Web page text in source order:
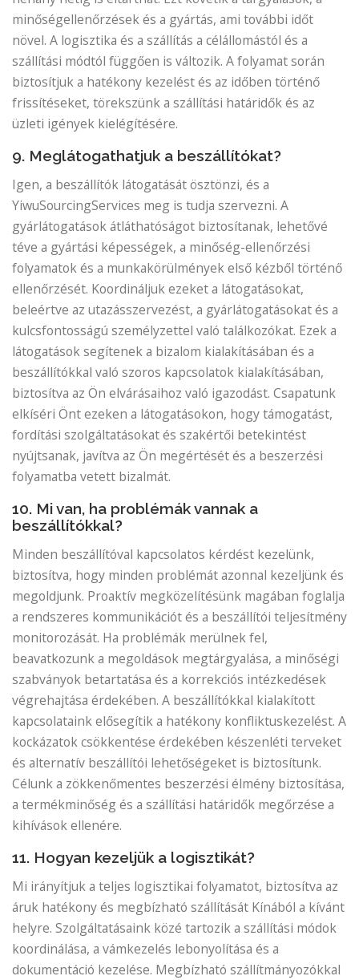
minőségellenőrzések és a gyártás, ami további időt
növel. A logisztika és a szállítás a célállomástól és a
szállítási módtól függően is változik. A folyamat során
biztosítjuk a hatékony kezelést és az időben történő
frissítéseket, törekszünk a szállítási határidők és az
üzleti igények kielégítésére.
9. Meglátogathatjuk a beszállítókat?
Igen, a beszállítók látogatását ösztönzi, és a
YiwuSourcingServices meg is tudja szervezni. A
gyárlátogatások átláthatóságot biztosítanak, lehetővé
téve a gyártási képességek, a minőség-ellenőrzési
folyamatok és a munkakörülmények első kézből történő
ellenőrzését. Koordináljuk ezeket a látogatásokat,
beleértve az utazásszervezést, a gyárlátogatásokat és a
kulcsfontosságú személyzettel való találkozókat. Ezek a
látogatások segítenek a bizalom kialakításában és a
beszállítókkal való szoros kapcsolatok kialakításában,
biztosítva az Ön elvárásaihoz való igazodást. Csapatunk
elkíséri Önt ezeken a látogatásokon, hogy támogatást,
fordítási szolgáltatásokat és szakértői betekintést
nyújtsanak, javítva az Ön megértését és a beszerzési
folyamatba vetett bizalmát.
10. Mi van, ha problémák vannak a
beszállítókkal?
Minden beszállítóval kapcsolatos kérdést kezelünk,
biztosítva, hogy minden problémát azonnal kezeljünk és
megoldjunk. Proaktív megközelítésünk magában foglalja
a rendszeres kommunikációt és a beszállítói teljesítmény
monitorozását. Ha problémák merülnek fel,
beavatkozunk a megoldások megtárgyalása, a minőségi
szabványok betartatása és a korrekciós intézkedések
végrehajtása érdekében. A beszállítókkal kialakított
kapcsolataink elősegítik a hatékony konfliktuskezelést. A
kockázatok csökkentése érdekében készenléti terveket
és alternatív beszállítói lehetőségeket is biztosítunk.
Célunk a zökkenőmentes beszerzési élmény biztosítása,
a termékminőség és a szállítási határidők megőrzése a
kihívások ellenére.
11. Hogyan kezeljük a logisztikát?
Mi irányítjuk a teljes logisztikai folyamatot, biztosítva az
áruk hatékony és megbízható szállítását Kínából a kívánt
helyre. Szolgáltatásaink közé tartozik a szállítási módok
koordinálása, a vámkezelés lebonyolítása és a
dokumentáció kezelése. Megbízható szállítmányozókkal